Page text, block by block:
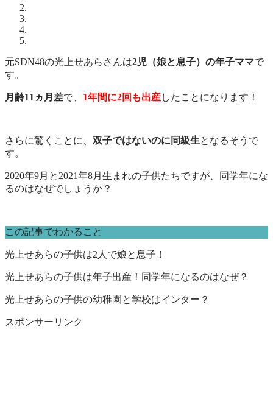
元SDN48の光上せあらさんは2児（娘と息子）の年子ママで
す。
月齢11ヵ月差で、 1年間に2回も出産したことになります！
さらに驚くことに、 双子ではないのに同級生となるそうで
す。
2020年9月と2021年8月生まれの子供たちですが、同学年にな
るのはなぜでしょうか？
この記事でわかること
光上せあらの子供は2人で娘と息子！
光上せあらの子供は年子出産！同学年になるのはなぜ？
光上せあらの子供の幼稚園と学校はインター？
スポンサーリンク